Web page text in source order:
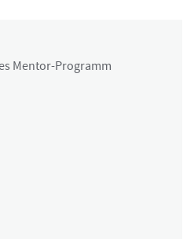
Mentor-Programm